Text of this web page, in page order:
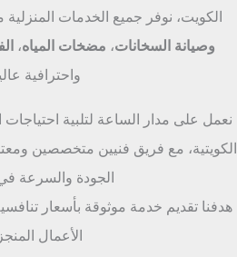
الكويت، نوفر جميع الخدمات
وصيانة السخانات، مضخات المياه،
واحترافية
نعمل على مدار الساعة لتلبية
الكويتية، مع فريق فنيين متخصصين
الجودة والسرعة في
هدفنا تقديم خدمة موثوقة بأسعار
الأعمال